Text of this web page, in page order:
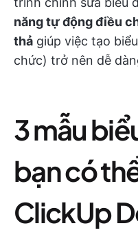
năng tự động điều
thả giúp việc tạo
chức) trở nên dễ
3 mẫu
bạn có
ClickUp